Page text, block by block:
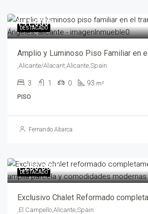
DESTACADO
141,000€
,Alicante/Alacant,Alicante,Spain
3 1 0 93 m²
PISO
Fernando Abarca
DESTACADO
1,250,000€
,El Campello,Alicante,Spain